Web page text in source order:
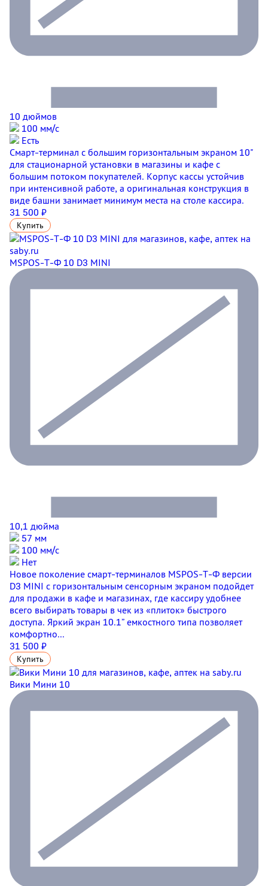
10 дюймов
100 мм/с
Есть
Смарт-терминал с большим горизонтальным экраном 10"
для стационарной установки в магазины и кафе с
большим потоком покупателей. Корпус кассы устойчив
при интенсивной работе, а оригинальная конструкция в
виде башни занимает минимум места на столе кассира.
31 500 ₽
Купить
MSPOS-Т-Ф 10 D3 MINI
10,1 дюйма
57 мм
100 мм/c
Нет
Новое поколение смарт-терминалов MSPOS-T-Ф версии
D3 MINI с горизонтальным сенсорным экраном подойдет
для продажи в кафе и магазинах, где кассиру удобнее
всего выбирать товары в чек из «плиток» быстрого
доступа. Яркий экран 10.1” емкостного типа позволяет
комфортно...
31 500 ₽
Купить
Вики Мини 10